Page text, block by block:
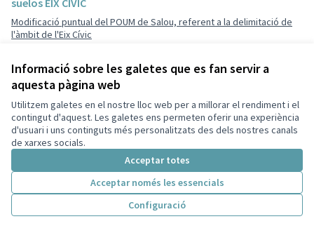
Informació sobre les galetes que es fan servir a
aquesta pàgina web
Utilitzem galetes en el nostre lloc web per a millorar el rendiment i el
contingut d'aquest. Les galetes ens permeten oferir una experiència
d'usuari i uns continguts més personalitzats des dels nostres canals
de xarxes socials.
Acceptar totes
Acceptar només les essencials
Configuració
Inici
Cercar Activitat Entra
Modificació puntual del POUM de Salou, referent a la delimitació de
l'àmbit de l'Eix Cívic
Resultats per pàgina: 100